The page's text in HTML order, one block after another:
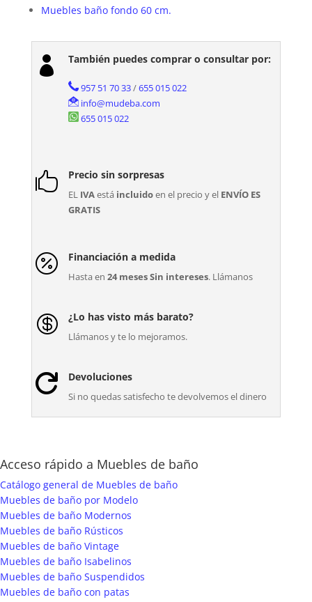
Muebles baño fondo 60 cm.
 También puedes comprar o consultar por:
957 51 70 33/655 015 022
info@mudeba.com
655 015 022
 Precio sin sorpresas
EL IVAestá incluidoen el precio y el ENVÍO ES
GRATIS
 Financiación a medida
Hasta en 24 meses Sin intereses. Llámanos
 ¿Lo has visto más barato?
Llámanos y te lo mejoramos.
 Devoluciones
Si no quedas satisfecho te devolvemos el dinero
Acceso rápido a Muebles de baño
Catálogo general de Muebles de baño
Muebles de baño por Modelo
Muebles de baño Modernos
Muebles de baño Rústicos
Muebles de baño Vintage
Muebles de baño Isabelinos
Muebles de baño Suspendidos
Muebles de baño con patas